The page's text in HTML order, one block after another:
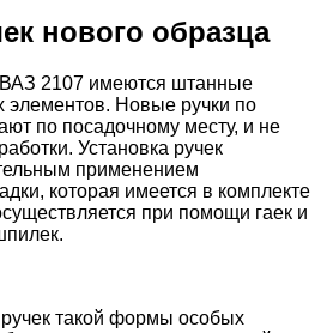
нового образца
2107 имеются штанные
элементов. Новые ручки по
по посадочному месту, и не
Установка ручек
применением
которая имеется в комплекте
при помощи гаек и
такой формы особых